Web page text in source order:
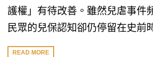
護權」有待改善。雖然兒虐事件
民眾的兒保認知卻仍停留在史前
READ MORE